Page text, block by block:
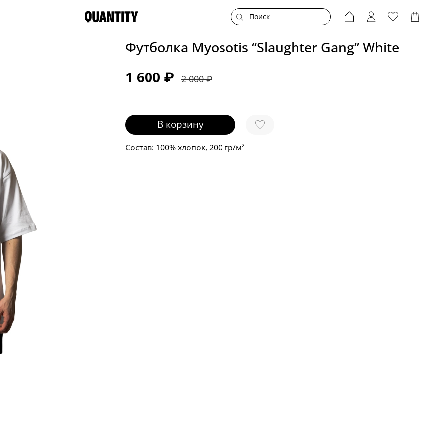
Футболка Myosotis “Slaughter Gang” White
1 600 ₽ 2 000 ₽
В корзину
Состав: 100% хлопок, 200 гр/м²